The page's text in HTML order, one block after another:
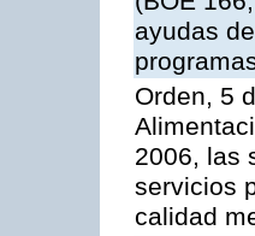
ayudas
Orden, 5
2006, las
servicios
calidad